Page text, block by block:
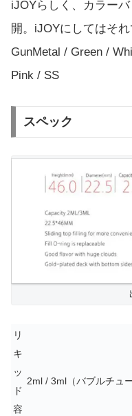
iJOYらしく、カラー
開。iJOYにしてはそ
GunMetal / Green /
Pink / SS
スペック
リ
キ
ッ
ド
容
2ml / 3ml（バブルチュー